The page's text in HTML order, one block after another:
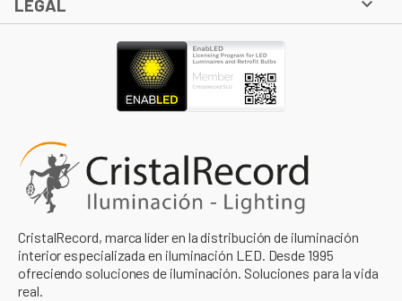
LEGAL
CristalRecord, marca líder en la distribución de iluminación
interior especializada en iluminación LED. Desde 1995
ofreciendo soluciones de iluminación. Soluciones para la vida
real.